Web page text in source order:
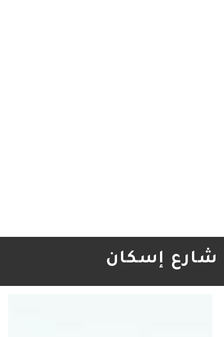
شارع إسكان